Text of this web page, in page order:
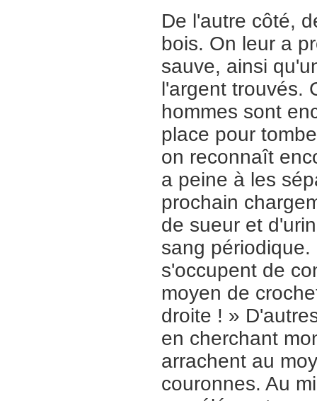
De l'autre côté,
bois. On leur a
sauve, ainsi
l'argent trouvés.
hommes sont
place pour
on reconnaît
a peine à les
prochain
de sueur et
sang
s'occupent de
moyen de
droite ! »
en cherchant
arrachent au
couronnes. Au